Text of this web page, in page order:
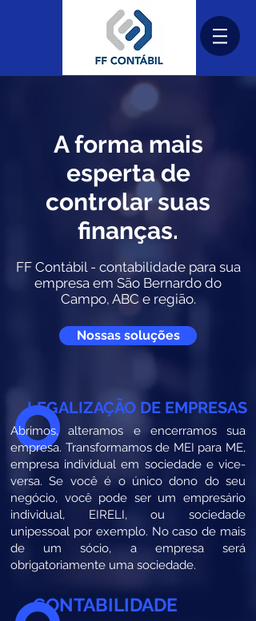
A forma mais
esperta de
controlar suas
finanças.
FF Contábil - contabilidade para sua
empresa em São Bernardo do
Campo, ABC e região.
Nossas soluções
LEGALIZAÇÃO DE EMPRESAS
Abrimos, alteramos e encerramos sua
empresa. Transformamos de MEI para ME,
empresa individual em sociedade e vice-
versa. Se você é o único dono do seu
negócio, você pode ser um empresário
individual, EIRELI, ou sociedade
unipessoal por exemplo. No caso de mais
de um sócio, a empresa será
obrigatoriamente uma sociedade.
CONTABILIDADE